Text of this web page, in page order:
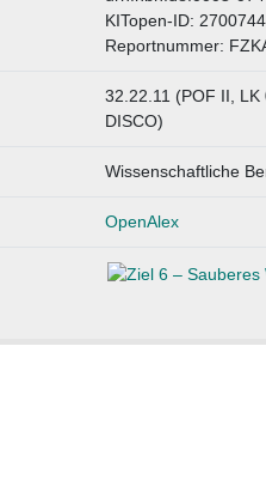
KITopen-ID:
Reportnummer:
32.22.11 (POF II, LK
DISCO)
Wissenschaftliche
OpenAlex